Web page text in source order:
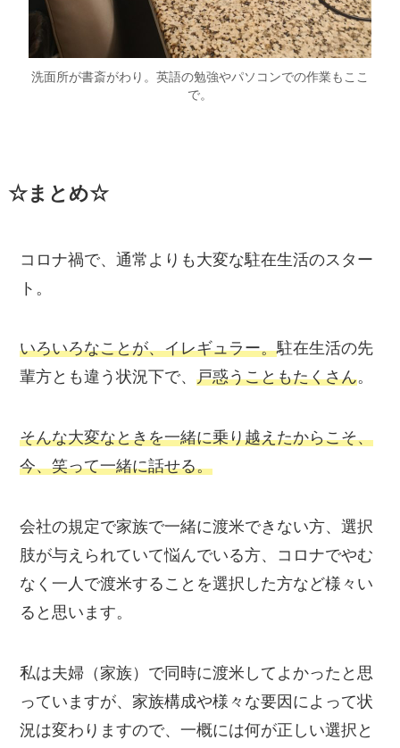
洗面所が書斎がわり。英語の勉強やパソコンでの作業もここ
で。
☆まとめ☆
コロナ禍で、通常よりも大変な駐在生活のスター
ト 。
いろいろなことが、イレギュラー。駐在生活の先
輩方とも違う状況下で、戸惑うこともたくさん。
そんな大変なときを一緒に乗り越えたからこそ、
今、笑って一緒に話せる。
会社の規定で家族で一緒に渡米できない方、選択
肢が与えられていて悩んでいる方、コロナでやむ
なく一人で渡米することを選択した方など様々い
ると思います。
私は夫婦（家族）で同時に渡米してよかった と思
っていますが、家族構成や様々な要因によって状
況は変わりますので、一概には何が正しい選択と